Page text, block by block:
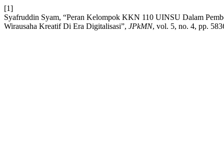
[1]
Syafruddin Syam, “Peran Kelompok KKN 110 UINSU Dalam
Wirausaha Kreatif Di Era Digitalisasi”, JPkMN, vol. 5, no. 4, pp.